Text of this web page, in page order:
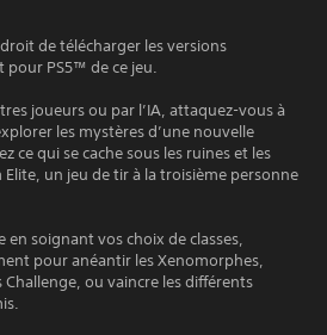
de télécharger les versions
PS5™ de ce jeu.
joueurs ou par l’IA, attaquez-vous à
les mystères d’une nouvelle
ce qui se cache sous les ruines et les
un jeu de tir à la troisième personne
en soignant vos choix de classes,
pour anéantir les Xenomorphes,
Challenge, ou vaincre les différents